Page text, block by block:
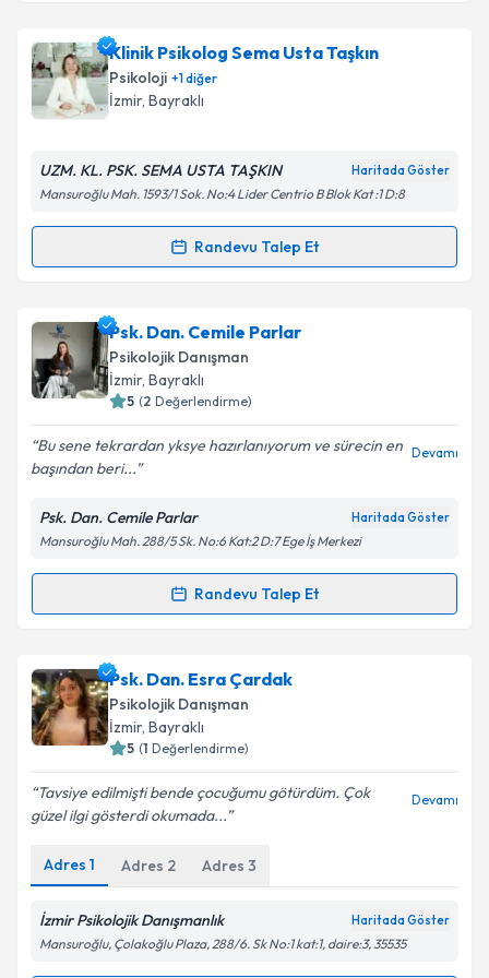
için bir takvim hazırlandığında e-posta ile
bilgilendireceğiz.
E-posta Adresiniz
Kişisel verilerimin işlenmesine ilişkinAydınlatma
'ni okudum ve kişisel verilerimin belirtilen
kapsamda işlenmesini kabul ediyorum.
Takvim Talebini Gönder
Klinik Psikolog Sema Usta Taşkın
Psikoloji +1diğer
İzmir, Bayraklı
UZM. KL. PSK. SEMA USTA TAŞKIN Haritada Göster
Mansuroğlu Mah. 1593/1 Sok. No:4 Lider Centrio B Blok Kat :1 D:8
Randevu Talep Et
Randevu Takvimi Talebi
Klinik Psikolog Sema Usta Taşkın
takvimi talebi oluşturun. Size bu uzmandan randevu
almanız için bir takvim hazırlandığında e-posta ile
bilgilendireceğiz.
E-posta Adresiniz
Kişisel verilerimin işlenmesine ilişkinAydınlatma
Metni'ni okudum ve kişisel verilerimin belirtilen
kapsamda işlenmesini kabul ediyorum.
Psk. Dan. Cemile Parlar
Psikolojik Danışman
İzmir, Bayraklı
5 (2 Değerlendirme)
Bu sene tekrardan yksye hazırlanıyorum ve sürecin en
başından beri...
Devamı
Psk. Dan. Cemile Parlar Haritada Göster
Mansuroğlu Mah. 288/5 Sk. No:6 Kat:2 D:7 Ege İş Merkezi
Randevu Talep Et
Randevu Takvimi Talebi
Psk. Dan. Cemile Parlariçin randevu takvimi talebi
oluşturun. Size bu uzmandan randevu almanız için bir
takvim hazırlandığında e-posta ile bilgilendireceğiz.
Kişisel verilerimin işlenmesine ilişkin
Metni'ni okudum ve kişisel verilerimin belirtilen
kapsamda işlenmesini kabul ediyorum.
Psk. Dan. Esra Çardak
Psikolojik Danışman
İzmir, Bayraklı
5 (1 Değerlendirme)
Tavsiye edilmişti bende çocuğumu götürdüm. Çok
güzel ilgi gösterdi okumada...
Devamı
Adres 1 Adres 2 Adres 3
İzmir Psikolojik Danışmanlık Haritada Göster
Mansuroğlu, Çolakoğlu Plaza, 288/6. Sk No:1 kat:1, daire:3, 35535